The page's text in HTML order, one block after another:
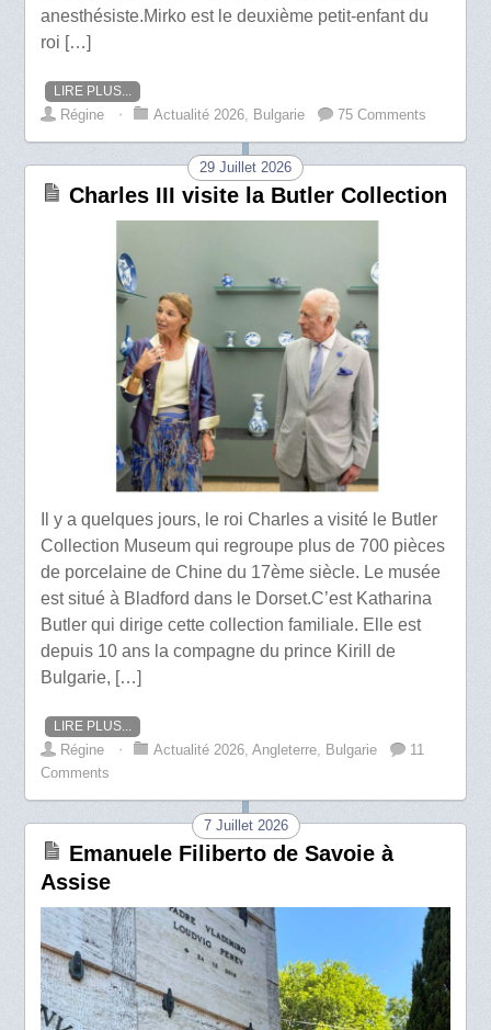
anesthésiste.Mirko est le deuxième petit-enfant du
roi […]
LIRE PLUS...
Régine ⋅ Actualité 2026, Bulgarie 75 Comments
29 Juillet 2026
Charles III visite la Butler Collection
Il y a quelques jours, le roi Charles a visité le Butler
Collection Museum qui regroupe plus de 700 pièces
de porcelaine de Chine du 17ème siècle. Le musée
est situé à Bladford dans le Dorset.C’est Katharina
Butler qui dirige cette collection familiale. Elle est
depuis 10 ans la compagne du prince Kirill de
Bulgarie, […]
LIRE PLUS...
Régine ⋅ Actualité 2026,Angleterre, Bulgarie
11
Comments
7 Juillet 2026
Emanuele Filiberto de Savoie à
Assise